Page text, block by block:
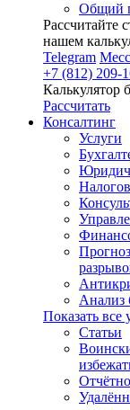
Общий
Рассчитайте
нашем
Telegram
+7 (812) 209-
Калькулятор
Рассчитать
Консалтинг
Услуги
Анализ
Показать все
Статьи